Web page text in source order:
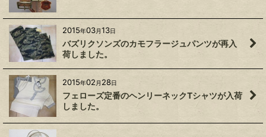
2015年03月13日
バズリクソンズのカモフラージュパンツが再入
荷しました。
2015年02 月 28日
フェローズ定番のヘンリーネックTシャツが入荷
しました。